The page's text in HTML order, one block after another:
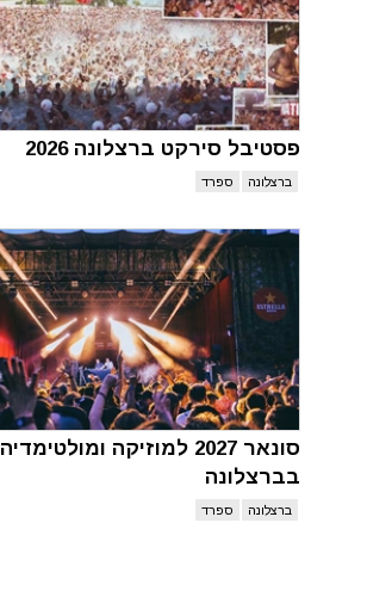
פסטיבל סירקט ברצלונה 2026
ברצלונה ספרד
סונאר 2027 למוזיקה ומולטימדיה
בברצלונה
ברצלונה ספרד